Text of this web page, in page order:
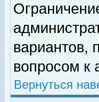
вариантов,
вопросом к
Вернуться